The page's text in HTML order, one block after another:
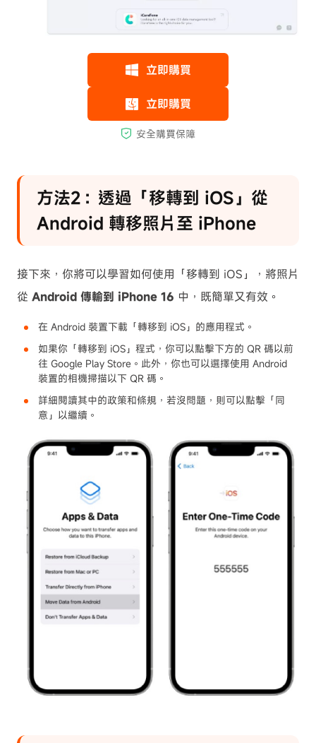
方法2：透過「移轉到 iOS」從
Android 轉移照片至 iPhone
接下來，你將可以學習如何使用「移轉到 iOS」，將照片
從 Android 傳輸到 iPhone 16 中，既簡單又有效。
在 Android 裝置下載「轉移到 iOS」的應用程式。
如果你「轉移到 iOS」程式，你可以點擊下方的 QR 碼以前
往 Google Play Store。此外，你也可以選擇使用 Android
裝置的相機掃描以下 QR 碼。
詳細閱讀其中的政策和條規，若沒問題，則可以點擊「同
意」以繼續。